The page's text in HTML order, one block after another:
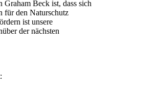
Beck ist, dass sich
für den Naturschutz
ist unsere
der nächsten
seit: